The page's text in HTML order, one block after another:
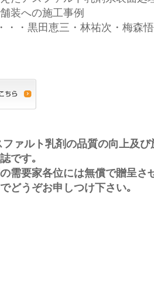
装への施工事例
田恵三・林祐次・梅森悟
ァルト乳剤の品質の向上及
です｡
需要家各位には無償で贈呈さ
どうぞお申しつけ下さい｡